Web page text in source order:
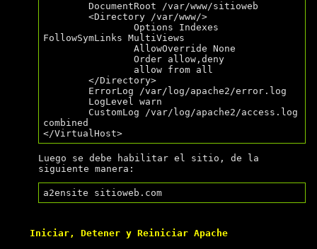
        DocumentRoot /var/www/sitioweb
        <Directory /var/www/>
                Options Indexes
FollowSymLinks MultiViews
                AllowOverride None
                Order allow,deny
        </Directory>
combined
Luego se debe habilitar el sitio, de la
siguiente manera:
Iniciar, Detener y Reiniciar Apache